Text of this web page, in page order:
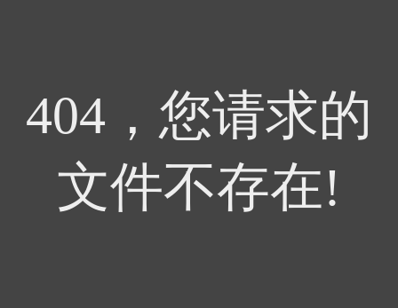
404，您请求的
文件不存在!